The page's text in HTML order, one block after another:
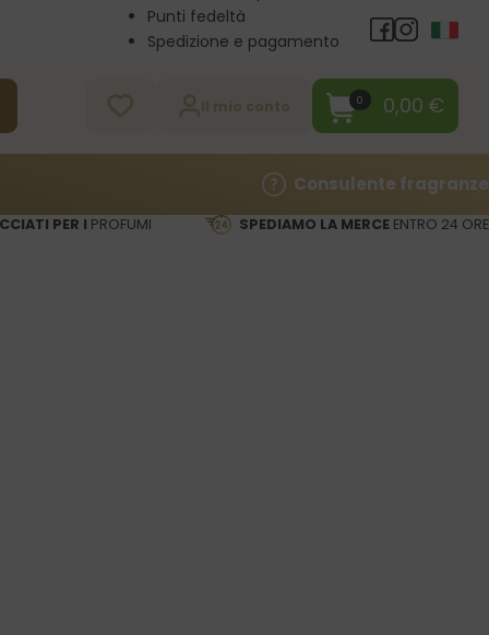
Punti fedeltà
Spedizione e pagamento
0 0,00 €
Consulente fragranze
PER I PROFUMI SPEDIAMO LA MERCE ENTRO 24 ORE